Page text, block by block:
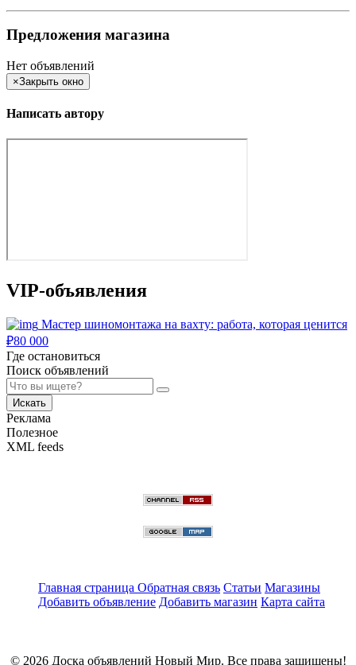
Предложения магазина
Нет объявлений
×Закрыть окно
Написать автору
VIP-объявления
Мастер шиномонтажа на вахту: работа, которая ценится
₽80 000
Где остановиться
Поиск объявлений
Искать
Реклама
Полезное
XML feeds
Главная страница Обратная связь Статьи Магазины
Добавить объявление Добавить магазин Карта сайта
© 2026 Доска объявлений Новый Мир. Все права защищены!